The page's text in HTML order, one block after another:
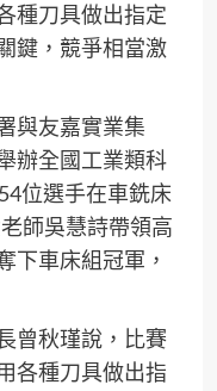
種刀具做出指定
鍵，競爭相當激
與友嘉實業集
辦全國工業類科
位選手在車銑床
師吳慧詩帶領高
下車床組冠軍，
曾秋瑾說，比賽
各種刀具做出指